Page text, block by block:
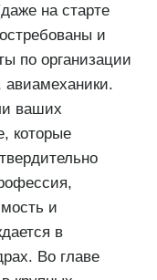
на старте
и
по организации
авиамеханики.
ваших
которые
и
в
Во главе